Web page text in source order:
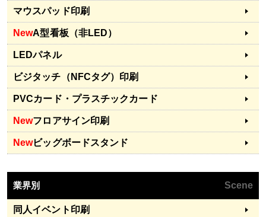
マウスパッド印刷
NewA型看板（非LED）
LEDパネル
ビジタッチ（NFCタグ）印刷
PVCカード・プラスチックカード
Newフロアサイン印刷
Newビッグボードスタンド
業界別 Scene
同人イベント印刷